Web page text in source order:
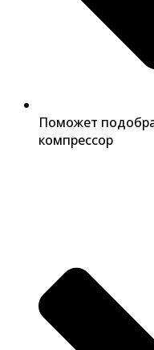
Поможет
компрессор